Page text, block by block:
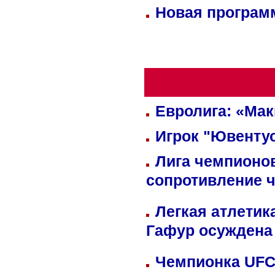
Новая
Евролига:
Игрок
Лига
сопротивление
Легкая
Гафур осуждена
Чемпионка